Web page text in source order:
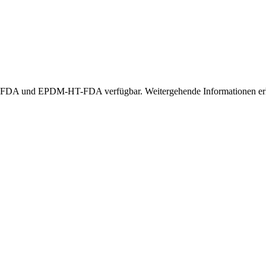
und EPDM-HT-FDA verfügbar. Weitergehende Informationen